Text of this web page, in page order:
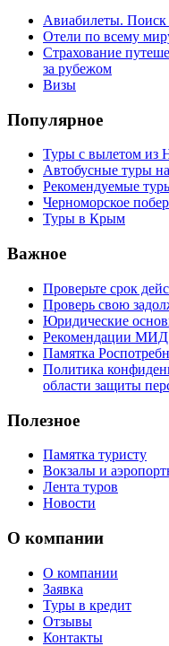
Авиабилеты. Поиск
Отели по всему
Страхование
за рубежом
Визы
Популярное
Туры с вылетом из
Автобусные туры
Рекомендуемые
Черноморское
Туры в Крым
Важное
Проверьте срок
Проверь свою
Юридические
Рекомендации
Памятка
Политика
области защиты
Полезное
Памятка туристу
Вокзалы и
Лента туров
Новости
О компании
О компании
Заявка
Туры в кредит
Отзывы
Контакты